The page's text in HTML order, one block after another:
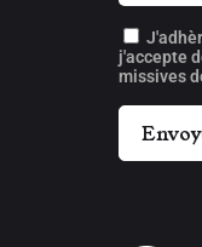
j'accepte
missives